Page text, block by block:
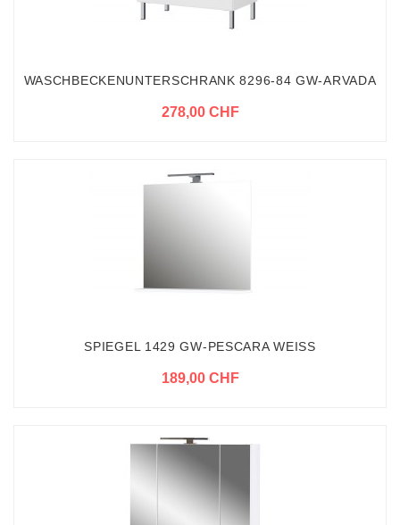
WASCHBECKENUNTERSCHRANK 8296-84 GW-ARVADA
278,00 CHF
SPIEGEL 1429 GW-PESCARA WEISS
189,00 CHF